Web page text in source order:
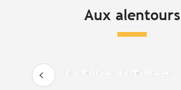
Aux alentours
Le Sillon de Talbert